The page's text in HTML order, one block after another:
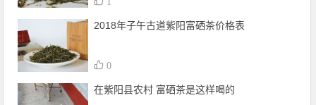
2018年子午古道紫阳富硒茶价格表
0
在紫阳县农村 富硒茶是这样喝的